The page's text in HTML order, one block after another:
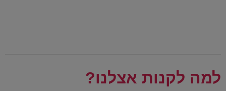
למה לקנות אצלנו?